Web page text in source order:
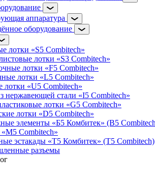
аппаратура
оборудование
лотки «S5 Combitech»
лотки «S3 Combitech»
лотки «F5 Combitech»
лотки «L5 Combitech»
лотки «U5 Combitech»
нержавеющей стали «I5 Combitech»
лотки «G5 Combitech»
лотки «D5 Combitech»
элементы «Б5 Комбитек» (B5
Combitech»
эстакады «Т5 Комбитек» (T5 Combitech)
разъемы